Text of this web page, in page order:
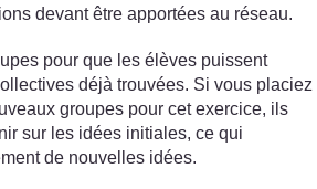
devant être apportées au réseau.
pour que les élèves puissent
déjà trouvées. Si vous placiez
groupes pour cet exercice, ils
sur les idées initiales, ce qui
de nouvelles idées.